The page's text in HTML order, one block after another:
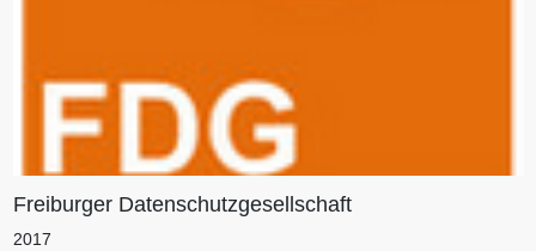
Freiburger Datenschutzgesellschaft
2017